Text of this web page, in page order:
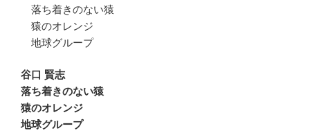
落ち着きのない猿
猿のオレンジ
地球グループ
谷口 賢志
落ち着きのない猿
猿のオレンジ
地球グループ